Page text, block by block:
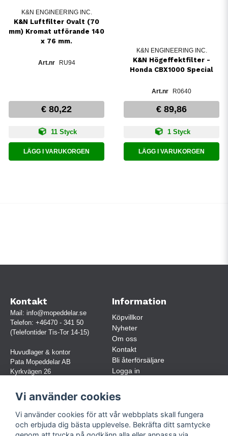
K&N ENGINEERING INC.
K&N Luftfilter Ovalt (70
mm) Kromat utförande 140
x 76 mm.
RU94
€ 80,22
11 Styck
LÄGG I VARUKORGEN
K&N ENGINEERING INC.
K&N Högeffektfilter -
Honda CBX1000 Special
R0640
€ 89,86
1 Styck
LÄGG I VARUKORGEN
Kontakt
Mail: info@mopeddelar.se
Telefon: +46470 - 341 50
(Telefontider Tis-Tor 14-15)
Huvudlager & kontor
Pata Mopeddelar AB
Kyrkvägen 26
(OBS. Endast förbokade besök)
Org.nr:
559030-5248
Jur. namn: Pata Mopeddelar AB
Information
Köpvillkor
Nyheter
Om oss
Kontakt
Bli återförsäljare
Logga in
Vi använder cookies
Vi använder cookies för att vår webbplats skall fungera
och erbjuda dig bästa upplevelse. Bekräfta ditt samtycke